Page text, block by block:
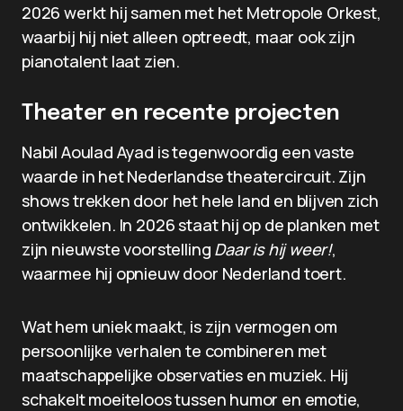
2026 werkt hij samen met het Metropole Orkest,
waarbij hij niet alleen optreedt, maar ook zijn
pianotalent laat zien.
Theater en recente projecten
Nabil Aoulad Ayad is tegenwoordig een vaste
waarde in het Nederlandse theatercircuit. Zijn
shows trekken door het hele land en blijven zich
ontwikkelen. In 2026 staat hij op de planken met
zijn nieuwste voorstelling Daar is hij weer!,
waarmee hij opnieuw door Nederland toert.
Wat hem uniek maakt, is zijn vermogen om
persoonlijke verhalen te combineren met
maatschappelijke observaties en muziek. Hij
schakelt moeiteloos tussen humor en emotie,